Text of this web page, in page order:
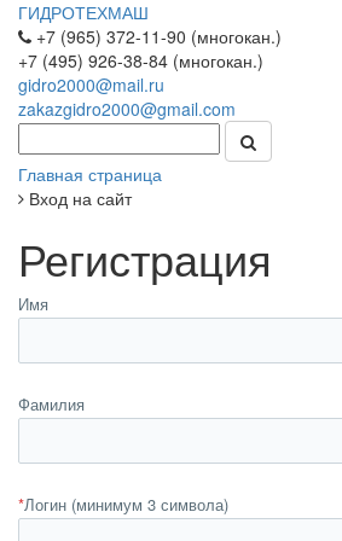
ГИДРОТЕХМАШ
+7 (965) 372-11-90 (многокан.)
+7 (495) 926-38-84 (многокан.)
gidro2000@mail.ru
zakazgidro2000@gmail.com
Главная страница
Вход на сайт
Регистрация
Имя
Фамилия
*Логин (минимум 3 символа)